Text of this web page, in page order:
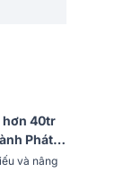
và tinh
hơn 40tr
Phát
và nâng